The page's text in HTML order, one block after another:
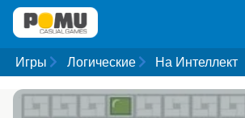
Игры Логические На Интеллект